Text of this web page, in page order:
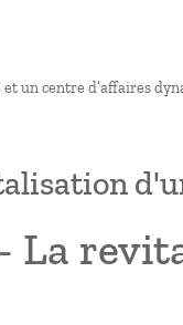
un centre d’affaires
La